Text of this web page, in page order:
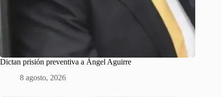
Dictan prisión preventiva a Ángel Aguirre
8 agosto, 2026